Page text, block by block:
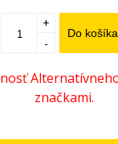
Do košíka
+
-